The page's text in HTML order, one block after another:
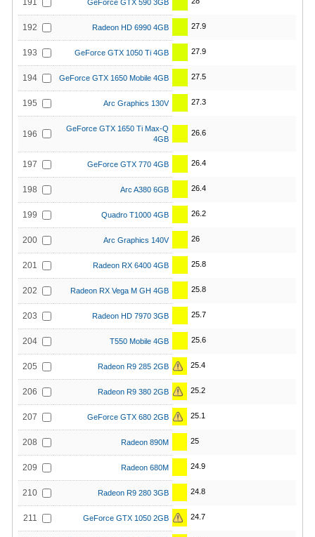
191 GeForce GTX 590 3GB
192 Radeon HD 6990 4GB 27.9
193 GeForce GTX 1050 Ti 4GB 27.9
194 GeForce GTX 1650 Mobile 4GB 27.5
195 Arc Graphics 130V 27.3
196
GeForce GTX 1650 Ti Max-Q
4GB
26.6
197 GeForce GTX 770 4GB 26.4
198 Arc A380 6GB 26.4
199 Quadro T1000 4GB 26.2
200 Arc Graphics 140V 26
201 Radeon RX 6400 4GB 25.8
202 Radeon RX Vega M GH 4GB 25.8
203 Radeon HD 7970 3GB 25.7
204 T550 Mobile 4GB 25.6
205 Radeon R9 285 2GB 25.4
206 Radeon R9 380 2GB 25.2
207 GeForce GTX 680 2GB 25.1
208 Radeon 890M 25
209 Radeon 680M 24.9
210 Radeon R9 280 3GB 24.8
211 GeForce GTX 1050 2GB 24.7